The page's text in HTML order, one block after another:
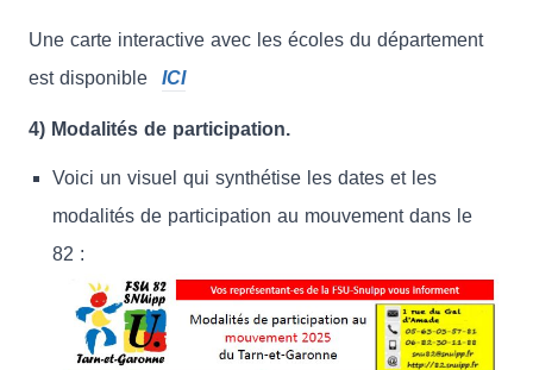
Une carte interactive avec les écoles du département
est disponible
ICI
4) Modalités de participation.
Voici un visuel qui synthétise les dates et les
modalités de participation au mouvement dans le
82 :